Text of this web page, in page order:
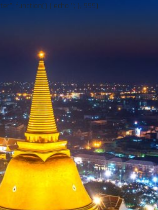
function() { echo ''; }, 999);